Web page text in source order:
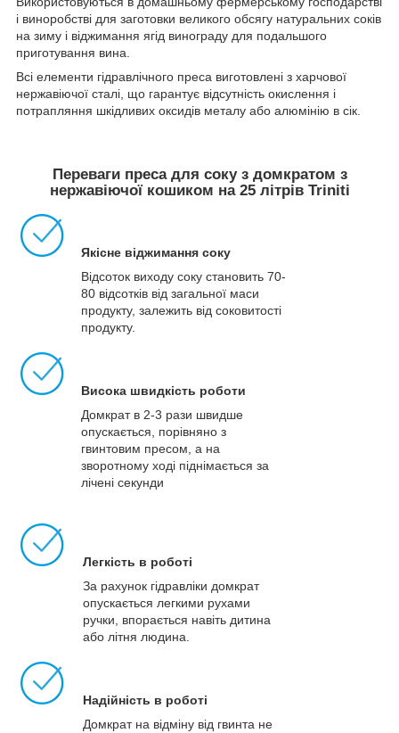
і виноробстві для заготовки великого обсягу натуральних соків
на зиму і віджимання ягід винограду для подальшого
приготування вина.
Всі елементи гідравлічного преса виготовлені з харчової
нержавіючої сталі, що гарантує відсутність окислення і
потрапляння шкідливих оксидів металу або алюмінію в сік.
Переваги преса для соку з домкратом з
нержавіючої кошиком на 25 літрів Triniti
Якісне віджимання соку
Відсоток виходу соку становить 70-
80 відсотків від загальної маси
продукту, залежить від соковитості
продукту.
Висока швидкість роботи
Домкрат в 2-3 рази швидше
опускається, порівняно з
гвинтовим пресом, а на
зворотному ході піднімається за
лічені секунди
Легкість в роботі
За рахунок гідравліки домкрат
опускається легкими рухами
ручки, впорається навіть дитина
або літня людина.
Надійність в роботі
Домкрат на відміну від гвинта не